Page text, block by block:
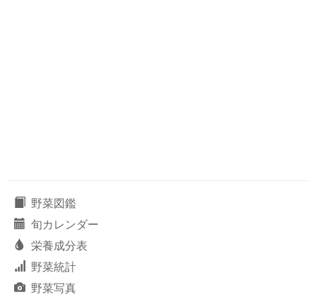
野菜図鑑
旬カレンダー
栄養成分表
野菜統計
野菜写真